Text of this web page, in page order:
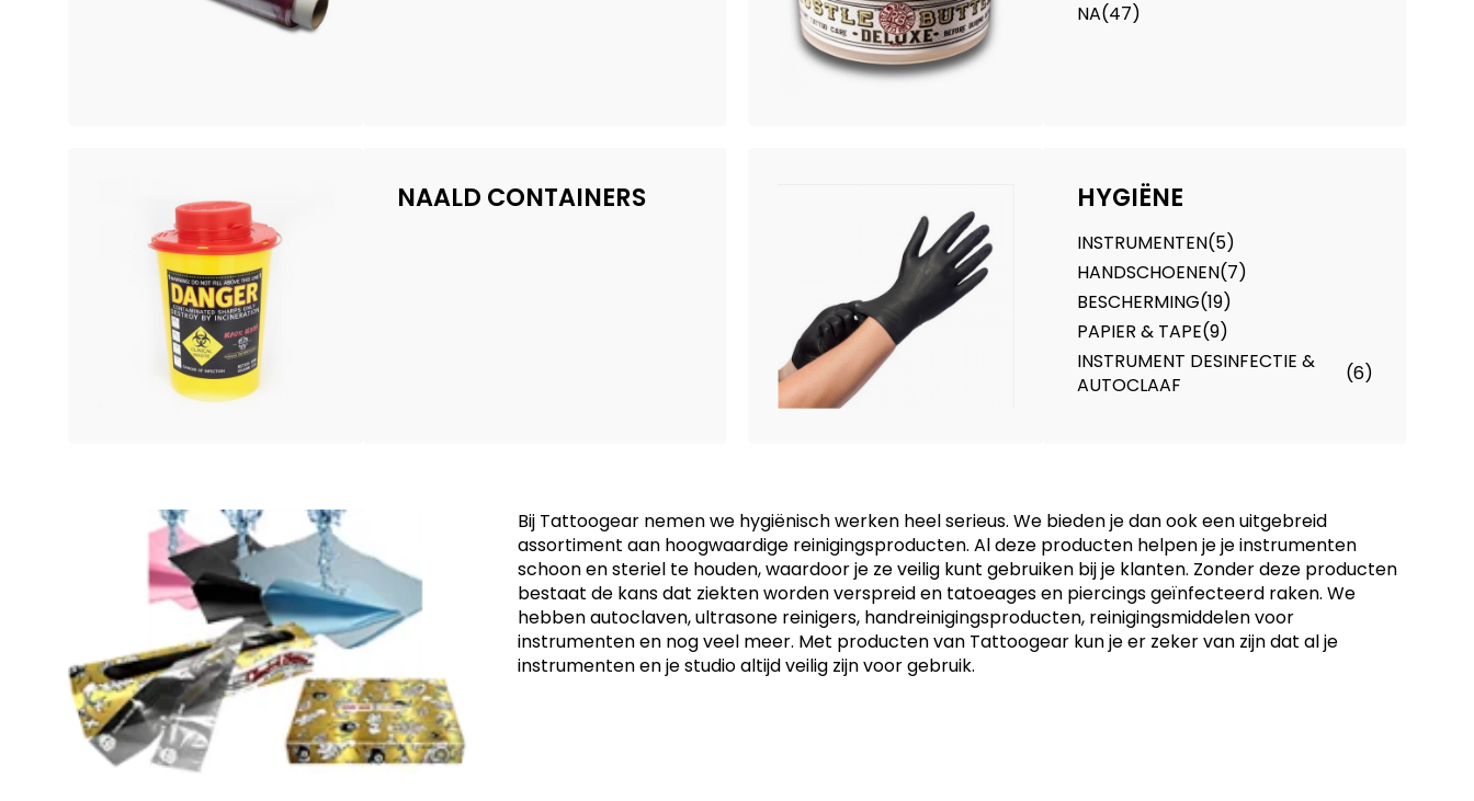
NA(47)
NAALD CONTAINERS HYGIËNE
INSTRUMENTEN(5)
HANDSCHOENEN(7)
BESCHERMING(19)
PAPIER & TAPE(9)
INSTRUMENT DESINFECTIE &
AUTOCLAAF
(6)
Bij Tattoogear nemen we hygiënisch werken heel serieus. We bieden je dan ook een uitgebreid
assortiment aan hoogwaardige reinigingsproducten. Al deze producten helpen je je instrumenten
schoon en steriel te houden, waardoor je ze veilig kunt gebruiken bij je klanten. Zonder deze producten
bestaat de kans dat ziekten worden verspreid en tatoeages en piercings geïnfecteerd raken. We
hebben autoclaven, ultrasone reinigers, handreinigingsproducten, reinigingsmiddelen voor
instrumenten en nog veel meer. Met producten van Tattoogear kun je er zeker van zijn dat al je
instrumenten en je studio altijd veilig zijn voor gebruik.